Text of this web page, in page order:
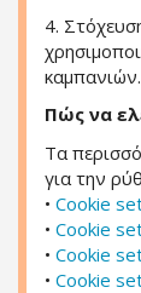
4.
καμπανιών.
Πώς να
Τα
για την
• Cookie
• Cookie
• Cookie
• Cookie